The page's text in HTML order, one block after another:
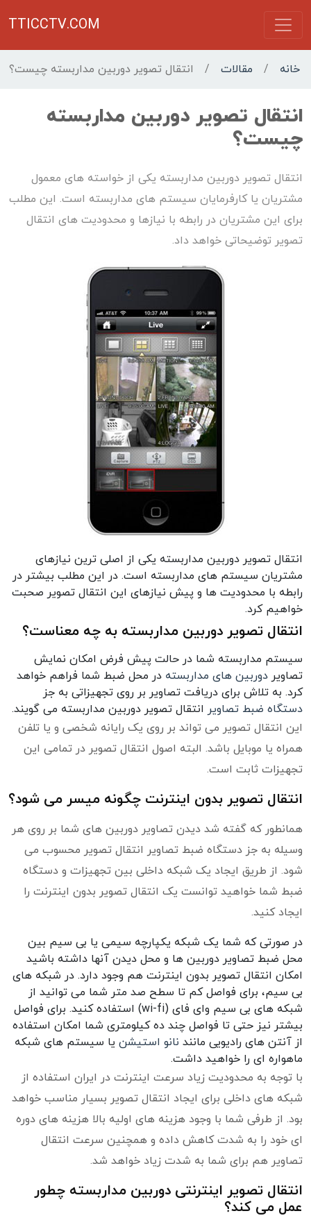
TTICCTV.COM
خانه / مقالات / انتقال تصویر دوربین مداربسته چیست؟
انتقال تصویر دوربین مداربسته
چیست؟
انتقال تصویر دوربین مداربسته یکی از خواسته های معمول
مشتریان یا کارفرمایان سیستم های مداربسته است. این مطلب
برای این مشتریان در رابطه با نیازها و محدودیت های انتقال
تصویر توضیحاتی خواهد داد.
انتقال تصویر دوربین مداربسته یکی از اصلی ترین نیازهای
مشتریان سیستم های مداربسته است. در این مطلب بیشتر در
رابطه با محدودیت ها و پیش نیازهای این انتقال تصویر صحبت
خواهیم کرد.
انتقال تصویر دوربین مداربسته به چه معناست؟
سیستم مداربسته شما در حالت پیش فرض امکان نمایش
تصاویر دوربین های مداربسته در محل ضبط شما فراهم خواهد
کرد. به تلاش برای دریافت تصاویر بر روی تجهیزاتی به جز
دستگاه ضبط تصاویر انتقال تصویر دوربین مداربسته می گویند.
این انتقال تصویر می تواند بر روی یک رایانه شخصی و یا تلفن
همراه یا موبایل باشد. البته اصول انتقال تصویر در تمامی این
تجهیزات ثابت است.
انتقال تصویر بدون اینترنت چگونه میسر می شود؟
همانطور که گفته شد دیدن تصاویر دوربین های شما بر روی هر
وسیله به جز دستگاه ضبط تصاویر انتقال تصویر محسوب می
شود. از طریق ایجاد یک شبکه داخلی بین تجهیزات و دستگاه
ضبط شما خواهید توانست یک انتقال تصویر بدون اینترنت را
ایجاد کنید.
در صورتی که شما یک شبکه یکپارچه سیمی یا بی سیم بین
محل ضبط تصاویر دوربین ها و محل دیدن آنها داشته باشید
امکان انتقال تصویر بدون اینترنت هم وجود دارد. در شبکه های
بی سیم، برای فواصل کم تا سطح صد متر شما می توانید از
شبکه های بی سیم وای فای (wi-fi) استفاده کنید. برای فواصل
بیشتر نیز حتی تا فواصل چند ده کیلومتری شما امکان استفاده
از آنتن های رادیویی مانند نانو استیشن یا سیستم های شبکه
ماهواره ای را خواهید داشت.
با توجه به محدودیت زیاد سرعت اینترنت در ایران استفاده از
شبکه های داخلی برای ایجاد انتقال تصویر بسیار مناسب خواهد
بود. از طرفی شما با وجود هزینه های اولیه بالا هزینه های دوره
ای خود را به شدت کاهش داده و همچنین سرعت انتقال
تصاویر هم برای شما به شدت زیاد خواهد شد.
انتقال تصویر اینترنتی دوربین مداربسته چطور
عمل می کند؟